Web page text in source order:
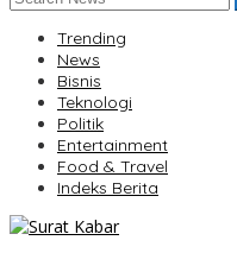
Trending
News
Bisnis
Teknologi
Politik
Entertainment
Food & Travel
Indeks Berita